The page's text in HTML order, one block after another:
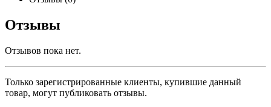
Отзывы
Отзывов пока нет.
Только зарегистрированные клиенты, купившие данный
товар, могут публиковать отзывы.